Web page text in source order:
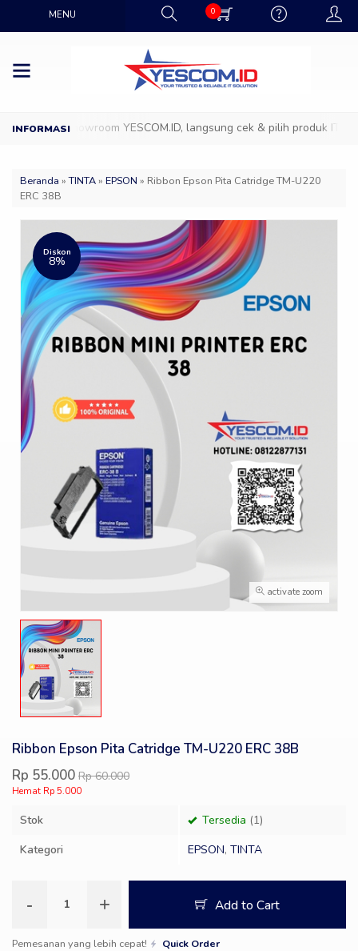
MENU 0
ke Showroom YESCOM.ID, langsung cek & pilih produk IT
Beranda »TINTA» EPSON » Ribbon Epson Pita Catridge TM-U220
ERC 38B
activate zoom
Diskon
8%
Ribbon Epson Pita Catridge TM-U220 ERC 38B
Rp 55.000 Rp 60.000
Hemat Rp 5.000
Stok Tersedia (1)
Kategori
EPSON, TINTA
- + Add to Cart
Pemesanan yang lebih cepat! Quick Order